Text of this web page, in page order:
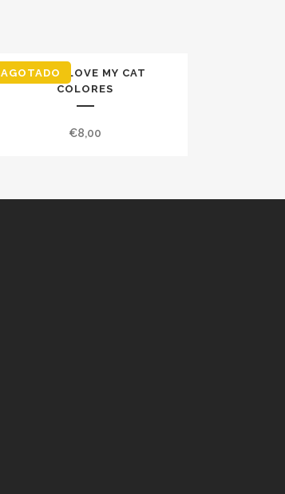
AGOTADO
TAZA I LOVE MY CAT
COLORES
€8,00